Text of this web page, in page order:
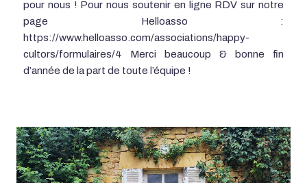
pour nous ! Pour nous soutenir en ligne RDV sur notre
page Helloasso :
https://www.helloasso.com/associations/happy-
cultors/formulaires/4 Merci beaucoup & bonne fin
d’année de la part de toute l’équipe !